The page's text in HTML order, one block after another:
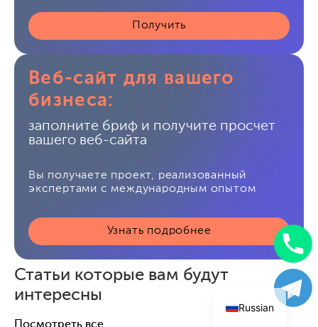
Получить
Веб-сайт для вашего
бизнеса:
заполните бриф и получите просчет
вашего веб-сайта
Вы получаете проект, реализованный
экспертами с международным опытом
Узнать подробнее
Статьи которые вам будут
интересны
Russian
Uzbek